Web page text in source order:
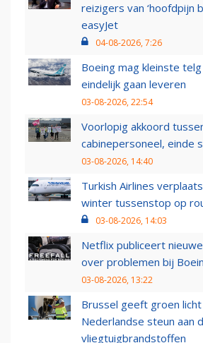
reizigers van ‘hoofdpijn
easyJet
04-08-2026, 7:26
Boeing mag kleinste
eindelijk gaan leveren
03-08-2026, 22:54
Voorlopig akkoord
cabinepersoneel, einde
03-08-2026, 14:40
Turkish Airlines
winter tussenstop op
03-08-2026, 14:03
Netflix publiceert
over problemen bij
03-08-2026, 13:22
Brussel geeft groen
Nederlandse steun aan
vliegtuigbrandstoffen